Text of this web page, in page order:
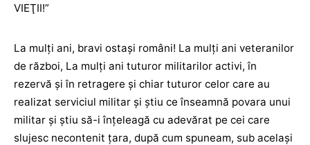
VIEŢII!”
La mulți ani, bravi ostași români! La mulți ani veteranilor
de război, La mulți ani tuturor militarilor activi, în
rezervă și în retragere și chiar tuturor celor care au
realizat serviciul militar și știu ce înseamnă povara unui
militar și știu să-i înțeleagă cu adevărat pe cei care
slujesc necontenit țara, după cum spuneam, sub același